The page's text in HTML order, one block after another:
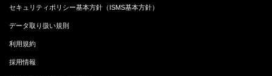
セキュリティポリシー基本方針（ISMS基本方針）
データ取り扱い規則
利用規約
採用情報